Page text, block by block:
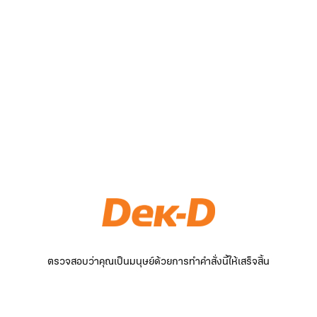
ตรวจสอบว่าคุณเป็นมนุษย์ด้วยการทำคำสั่งนี้ให้เสร็จสิ้น